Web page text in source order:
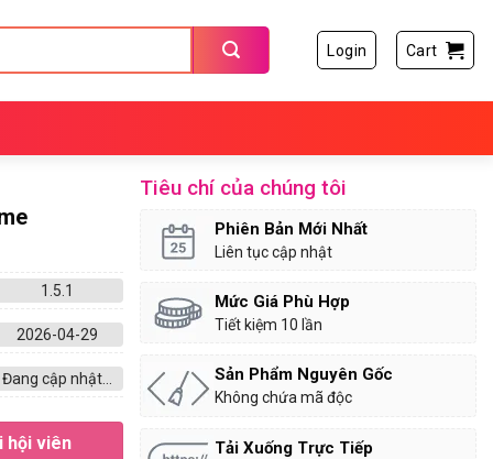
Login Cart
1.5.1
2026-04-29
Đang cập nhật...
hội viên
Tiêu chí của chúng tôi
Phiên Bản Mới Nhất
Liên tục cập nhật
Mức Giá Phù Hợp
Tiết kiệm 10 lần
Sản Phẩm Nguyên Gốc
Không chứa mã độc
Tải Xuống Trực Tiếp